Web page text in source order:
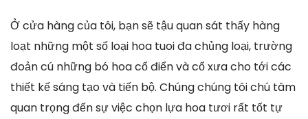
Ở cửa hàng của tôi, bạn sẽ tậu quan sát thấy hàng
loạt những một số loại hoa tuoi đa chủng loại, trường
đoản cú những bó hoa cổ điển và cổ xưa cho tới các
thiết kế sáng tạo và tiến bộ. Chúng chúng tôi chú tâm
quan trọng đến sự việc chọn lựa hoa tươi rất tốt tự